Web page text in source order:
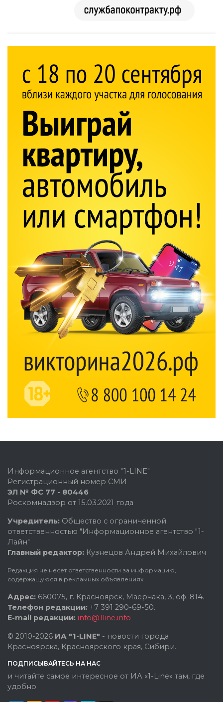
Информационное агентство "1-LINE"
Регистрационный номер СМИ
ЭЛ № ФС 77 - 80446
Роскомнадзор от 15.03.2021 года
Учредитель: Общество с ограниченной
ответственностью "Информационное агентство "1-
Лайн"
Главный редактор: Кузнецов Андрей Михайлович
Редакция не несет ответственности за информацию,
содержащуюся в рекламных объявлениях.
Адрес: 660075, г. Красноярск, Маерчака, 3, оф. 814.
Телефон редакции: +7 391 290-69-50.
E-mail редакции: info@1line.info
© 2010-2026 ИА "1-LINE" - новости города
Красноярска, Красноярского края, Сибири.
ПОДПИСЫВАЙТЕСЬ НА НАС
и читайте самое интересное от ИА «1-Line» там, где
удобно